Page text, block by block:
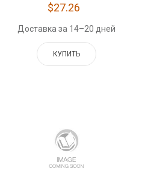
$27.26
Доставка за 14–20 дней
КУПИТЬ